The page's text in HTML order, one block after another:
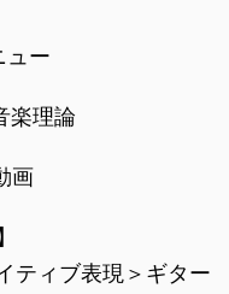
ュー
楽理論
画
ティブ表現＞ギター